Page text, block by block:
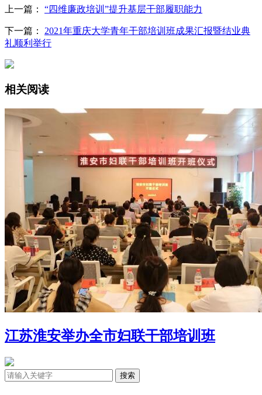
上一篇： “四维廉政培训”提升基层干部履职能力
下一篇： 2021年重庆大学青年干部培训班成果汇报暨结业典
礼顺利举行
相关阅读
江苏淮安举办全市妇联干部培训班